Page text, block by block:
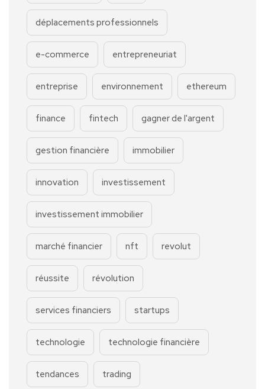
déplacements professionnels
e-commerce entrepreneuriat
entreprise environnement ethereum
finance fintech gagner de l'argent
gestion financière immobilier
innovation investissement
investissement immobilier
marché financier nft revolut
réussite révolution
services financiers startups
technologie technologie financière
tendances trading